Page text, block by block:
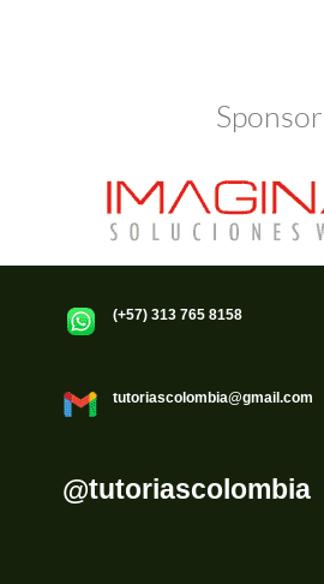
Sponsor
(+57) 313 765 8158
tutoriascolombia@gmail.com
@tutoriascolombia